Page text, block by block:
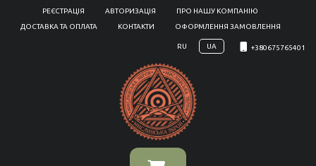
РЕЄСТРАЦІЯ АВТОРИЗАЦІЯ
ПРО НАШУ КОМПАНІЮ
ДОСТАВКА ТА ОПЛАТА
КОНТАКТИ ОФОРМЛЕННЯ ЗАМОВЛЕННЯ
RU UA +380675765401